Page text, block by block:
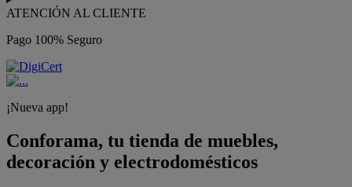
ATENCIÓN AL CLIENTE
Pago 100% Seguro
¡Nueva app!
Conforama, tu tienda de muebles,
decoración y electrodomésticos